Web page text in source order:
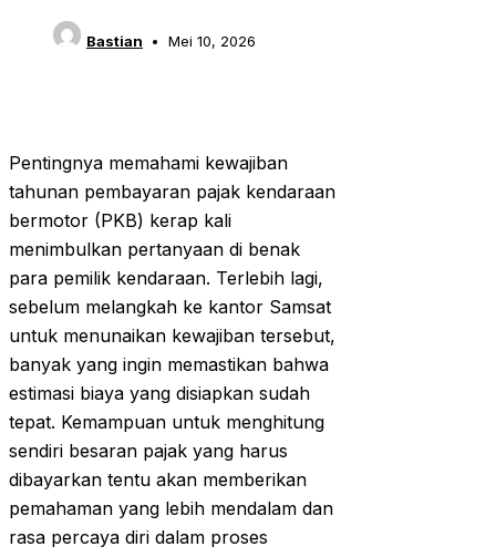
Bastian Mei 10, 2026
Pentingnya memahami kewajiban
tahunan pembayaran pajak kendaraan
bermotor (PKB) kerap kali
menimbulkan pertanyaan di benak
para pemilik kendaraan. Terlebih lagi,
sebelum melangkah ke kantor Samsat
untuk menunaikan kewajiban tersebut,
banyak yang ingin memastikan bahwa
estimasi biaya yang disiapkan sudah
tepat. Kemampuan untuk menghitung
sendiri besaran pajak yang harus
dibayarkan tentu akan memberikan
pemahaman yang lebih mendalam dan
rasa percaya diri dalam proses